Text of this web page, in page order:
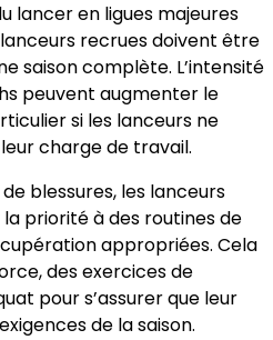
lancer en ligues majeures
recrues doivent être
saison complète. L’intensité
peuvent augmenter le
si les lanceurs ne
charge de travail.
blessures, les lanceurs
priorité à des routines de
appropriées. Cela
des exercices de
pour s’assurer que leur
de la saison.